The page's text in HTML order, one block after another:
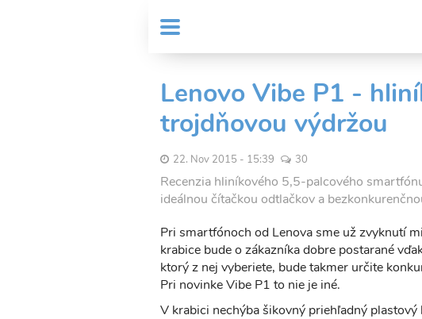
MENU
Header
menu
User
account
Lenovo Vibe P1 -
trojdňovou výdržou
22. Nov 2015 - 15:39 30
Recenzia hliníkového 5,5-palcového
ideálnou čítačkou odtlačkov a
Pri smartfónoch od Lenova sme už zvyknutí
krabice bude o zákazníka dobre postarané
ktorý z nej vyberiete, bude takmer určite
Pri novinke Vibe P1 to nie je iné.
V krabici nechýba šikovný priehľadný